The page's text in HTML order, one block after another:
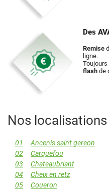
Des
Remise
ligne.
flash de
Nos localisations
01
Ancenis saint gereon
02
Carquefou
03
Chateaubriant
04
Cheix en retz
05
Coueron